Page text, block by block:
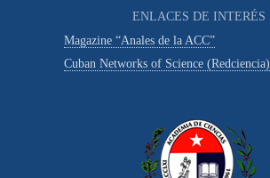
ENLACES DE INTERÉS
Magazine “Anales de la ACC”
Cuban Networks of Science (Redciencia)